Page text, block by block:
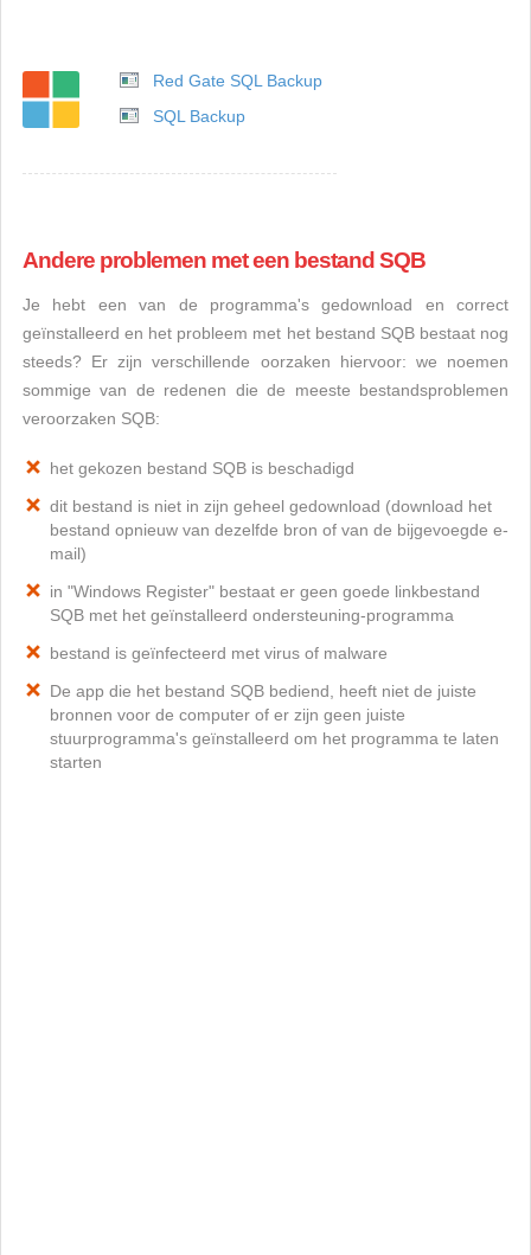
Red Gate SQL Backup
SQL Backup
Andere problemen met een bestand SQB
Je hebt een van de programma's gedownload en correct
geïnstalleerd en het probleem met het bestand SQB bestaat nog
steeds? Er zijn verschillende oorzaken hiervoor: we noemen
sommige van de redenen die de meeste bestandsproblemen
veroorzaken SQB:
het gekozen bestand SQB is beschadigd
dit bestand is niet in zijn geheel gedownload (download het
bestand opnieuw van dezelfde bron of van de bijgevoegde e-
mail)
in "Windows Register" bestaat er geen goede linkbestand
SQB met het geïnstalleerd ondersteuning-programma
bestand is geïnfecteerd met virus of malware
De app die het bestand SQB bediend, heeft niet de juiste
bronnen voor de computer of er zijn geen juiste
stuurprogramma's geïnstalleerd om het programma te laten
starten